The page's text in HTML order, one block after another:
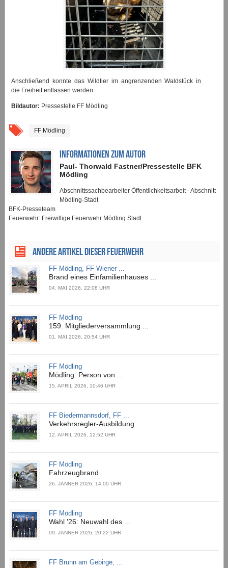
Anschließend konnte das Wildtier im angrenzenden Waldstück in
die Freiheit entlassen werden.
Bildautor: Pressestelle FF Mödling
FF Mödling
INFORMATIONEN ZUM AUTOR
Paul- Thorwald Fastner/Pressestelle BFK
Mödling
Abschnittssachbearbeiter Öffentlichkeitsarbeit - Abschnitt
Mödling-Stadt
BFK-Presseteam
Feuerwehr: Freiwillige Feuerwehr Mödling Stadt
ANDERE ARTIKEL DIESER FEUERWEHR
FF Mödling, FF Wiener ...
Brand eines Einfamilienhauses ...
04. MAI 2026, 22:08 UHR
FF Mödling
159. Mitgliederversammlung ...
01. MAI 2026, 20:54 UHR
FF Mödling
Mödling: Person von ...
15. APRIL 2026, 10:46 UHR
FF Biedermannsdorf, FF ...
Verkehrsregler-Ausbildung ...
12. APRIL 2026, 12:52 UHR
FF Mödling
Fahrzeugbrand
26. JÄNNER 2026, 14:00 UHR
FF Mödling
Wahl '26: Neuwahl des ...
09. JÄNNER 2026, 20:22 UHR
FF Brunn am Gebirge, ...